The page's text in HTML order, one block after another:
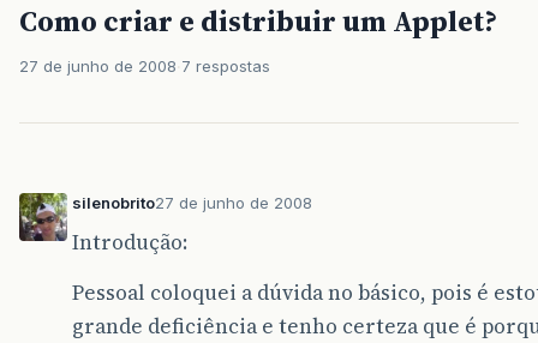
Como criar e distribuir um Applet?
27 de junho de 2008 7 respostas
silenobrito27 de junho de 2008
Introdução:
Pessoal coloquei a dúvida no básico, pois é
grande deficiência e tenho certeza que é